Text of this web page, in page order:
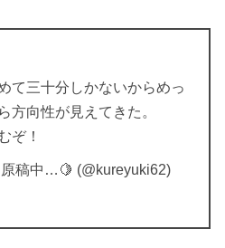
て三十分しかないからめっ
方向性が見えてきた。
ぞ！
稿中…🍋 (@kureyuki62)